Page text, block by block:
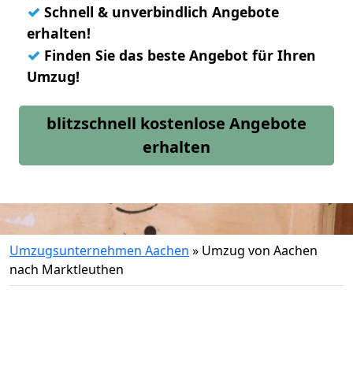
✓ Schnell & unverbindlich Angebote
erhalten!
✓ Finden Sie das beste Angebot für Ihren
Umzug!
blitzschnell kostenlose Angebote
erhalten
Umzugsunternehmen Aachen » Umzug von Aachen
nach Marktleuthen